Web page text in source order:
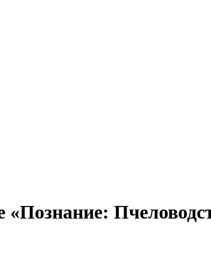
«Познание: